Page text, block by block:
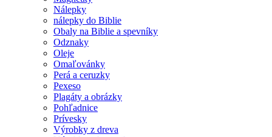
Nálepky
nálepky do Biblie
Obaly na Biblie a spevníky
Odznaky
Oleje
Omaľovánky
Perá a ceruzky
Pexeso
Plagáty a obrázky
Pohľadnice
Prívesky
Výrobky z dreva